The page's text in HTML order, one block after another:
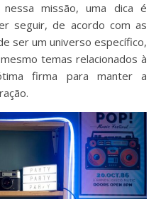
missão, uma dica é
seguir, de acordo com as
ser um universo específico,
temas relacionados à
firma para manter a